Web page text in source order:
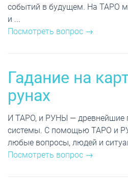
событий в будущем. На ТАРО
и ...
Посмотреть вопрос →
Гадание на
рунах
И ТАРО, и РУНЫ — древнейшие
системы. С помощью ТАРО и
любые вопросы, людей и
Посмотреть вопрос →